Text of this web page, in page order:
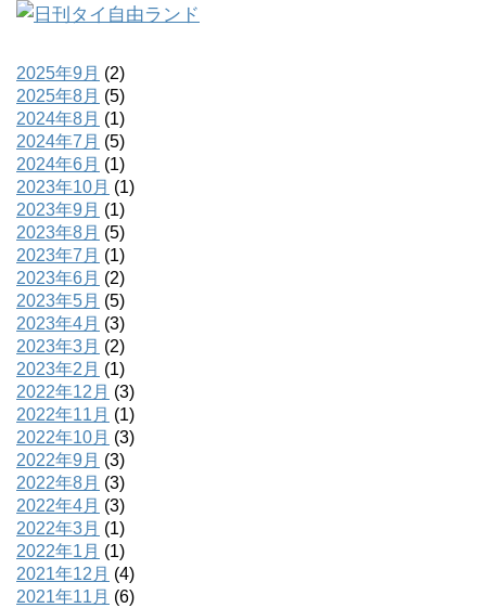
2025年9月 (2)
2025年8月 (5)
2024年8月 (1)
2024年7月 (5)
2024年6月 (1)
2023年10月 (1)
2023年9月 (1)
2023年8月 (5)
2023年7月 (1)
2023年6月 (2)
2023年5月 (5)
2023年4月 (3)
2023年3月 (2)
2023年2月 (1)
2022年12月 (3)
2022年11月 (1)
2022年10月 (3)
2022年9月 (3)
2022年8月 (3)
2022年4月 (3)
2022年3月 (1)
2022年1月 (1)
2021年12月 (4)
2021年11月 (6)